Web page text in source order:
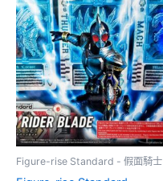
Figure-rise Standard - 假面騎士